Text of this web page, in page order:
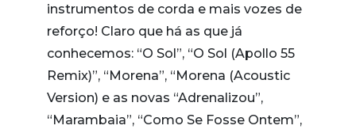
instrumentos de corda e mais vozes de
reforço! Claro que há as que já
conhecemos: “O Sol”, “O Sol (Apollo 55
Remix)”, “Morena”, “Morena (Acoustic
Version) e as novas “Adrenalizou”,
“Marambaia”, “Como Se Fosse Ontem”,